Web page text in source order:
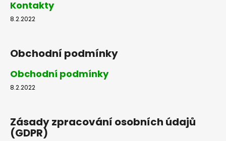
Kontakty
8.2.2022
Obchodní podmínky
Obchodní podmínky
8.2.2022
Zásady zpracování osobních údajů
(GDPR)